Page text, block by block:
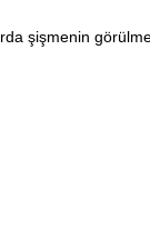
şişmenin